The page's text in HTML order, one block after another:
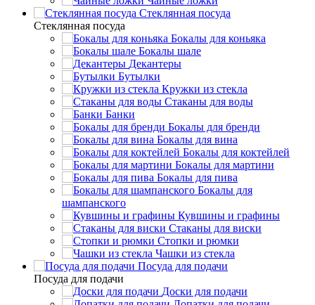
Стеклянная посуда
Стеклянная посуда
Бокалы для коньяка
Бокалы шале
Декантеры
Бутылки
Кружки из стекла
Стаканы для воды
Банки
Бокалы для бренди
Бокалы для вина
Бокалы для коктейлей
Бокалы для мартини
Бокалы для пива
Бокалы для
шампанского
Кувшины и графины
Стаканы для виски
Стопки и рюмки
Чашки из стекла
Посуда для подачи
Посуда для подачи
Доски для подачи